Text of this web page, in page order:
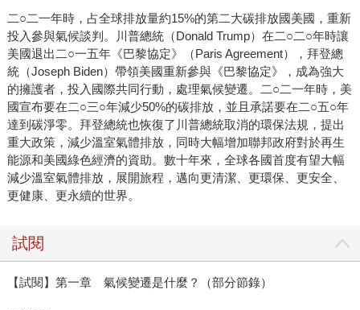
二○二一年時，占全球排放量約15%的第二大碳排放國美國，重新
投入參與氣候談判。川普總統（Donald Trump）在二○二○年時讓
美國退出二○一五年《巴黎協定》（Paris Agreement），拜登總
統（Joseph Biden）帶領美國重新參與《巴黎協定》，成為強大
的擁護者，投入國際共同行動，處理氣候變遷。二○二一年時，美
國宣布要在二○三○年減少50%的碳排放，並且承諾要在二○五○年
達到碳淨零。拜登總統也恢復了川普總統取消的環保法規，提出
重大政策，減少溫室氣體排放，同時大幅增加聯邦政府對於再生
能源和美國綠色經濟的資助。數十年來，全球各國首度有望大幅
減少溫室氣體排放，展開旅程，邁向更清潔、更環保、更安全、
更健康、更永續的世界。
試閱
【試閱】第一章 氣候變遷是什麼？（部分節錄）